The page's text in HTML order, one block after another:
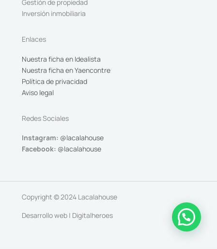
Gestión de propiedad
Inversión inmobiliaria
Enlaces
Nuestra ficha en Idealista
Nuestra ficha en Yaencontre
Política de privacidad
Aviso legal
Redes Sociales
Instagram: @lacalahouse
Facebook: @lacalahouse
Copyright © 2024 Lacalahouse
Desarrollo web | Digitalheroes